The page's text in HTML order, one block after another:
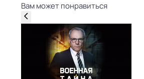
Вам может понравиться